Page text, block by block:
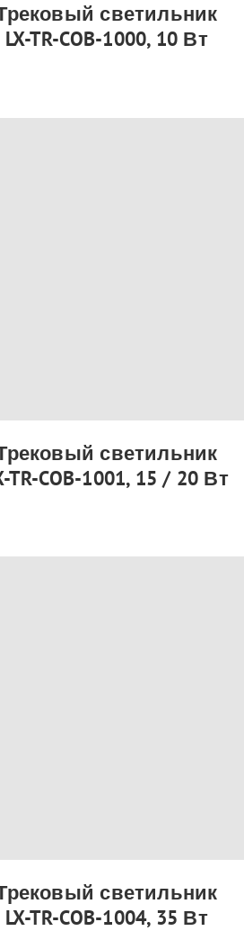
светильник
LX-TR-COB-1000, 10 Вт
светильник
TR-COB-1001, 15 / 20 Вт
светильник
LX-TR-COB-1004, 35 Вт